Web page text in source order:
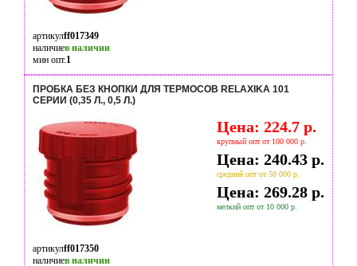
артикулff017349
наличиев наличии
мин опт.1
ПРОБКА БЕЗ КНОПКИ ДЛЯ ТЕРМОСОВ RELAXIKA 101
СЕРИИ (0,35 Л., 0,5 Л.)
Цена: 224.7 р.
крупный опт от 100 000 р.
Цена: 240.43 р.
средний опт от 50 000 р.
Цена: 269.28 р.
мелкий опт от 10 000 р.
артикулff017350
наличиев наличии